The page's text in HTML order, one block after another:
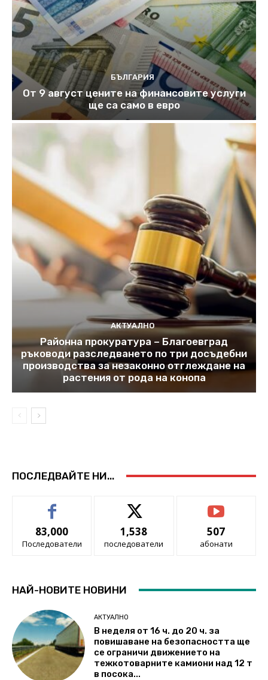
БЪЛГАРИЯ
От 9 август цените на финансовите услуги
ще са само в евро
АКТУАЛНО
Районна прокуратура – Благоевград
ръководи разследването по три досъдебни
производства за незаконно отглеждане на
растения от рода на конопа
ПОСЛЕДВАЙТЕ НИ...
83,000
Последователи
1,538
последователи
507
абонати
НАЙ-НОВИТЕ НОВИНИ
АКТУАЛНО
В неделя от 16 ч. до 20 ч. за
повишаване на безопасността ще
се ограничи движението на
тежкотоварните камиони над 12 т
в посока...